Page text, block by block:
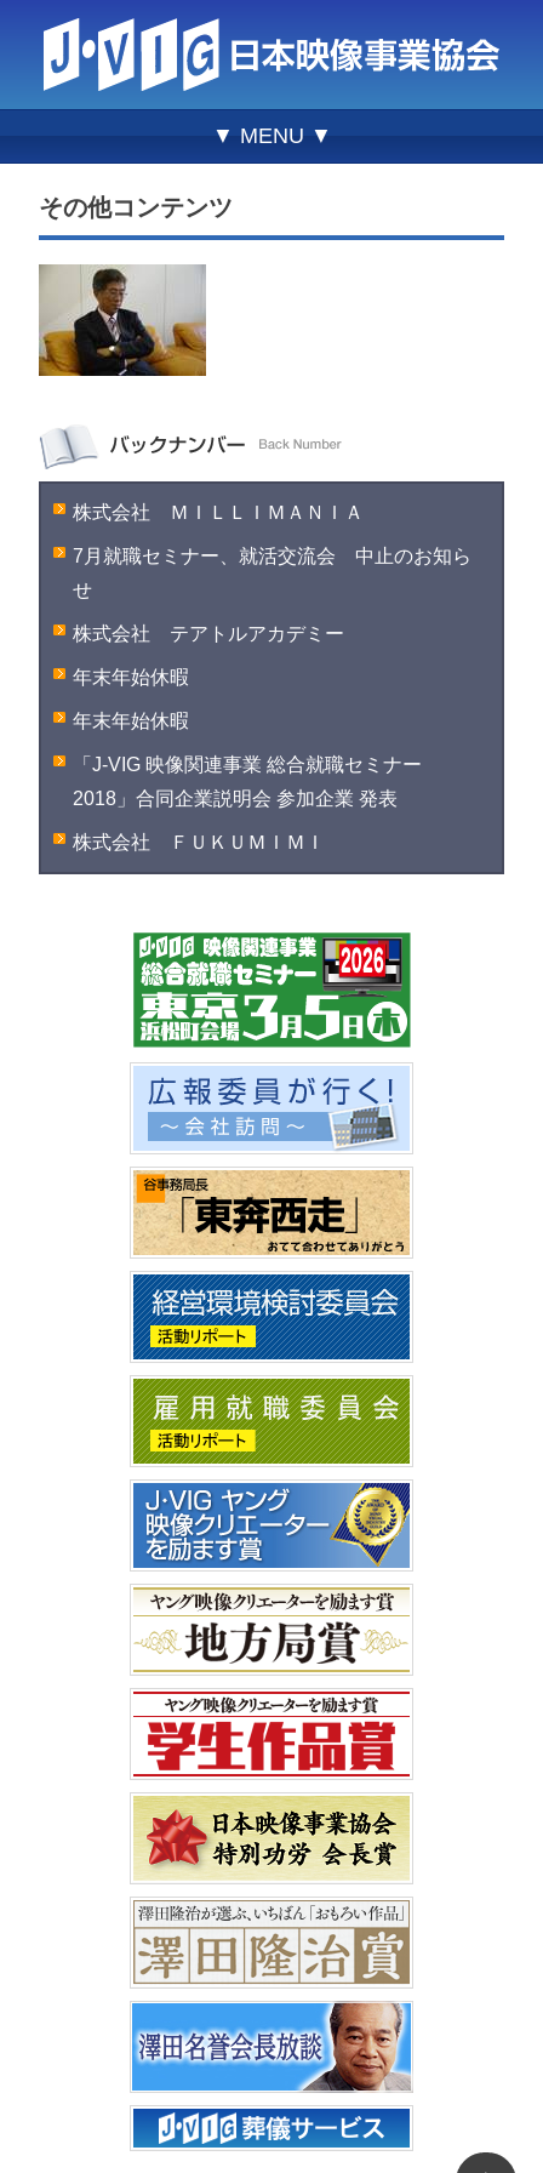
▼ MENU ▼
その他コンテンツ
株式会社 ＭＩＬＬＩＭＡＮＩＡ
7月就職セミナー、就活交流会 中止のお知ら
せ
株式会社 テアトルアカデミー
年末年始休暇
年末年始休暇
「J-VIG 映像関連事業 総合就職セミナー
2018」合同企業説明会 参加企業 発表
株式会社 ＦＵＫＵＭＩＭＩ